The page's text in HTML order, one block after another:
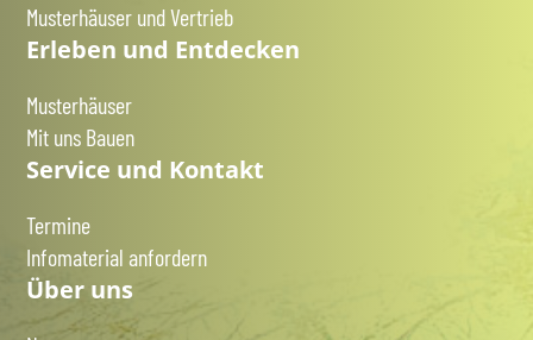
Musterhäuser und Vertrieb
Erleben und Entdecken
Musterhäuser
Mit uns Bauen
Service und Kontakt
Termine
Infomaterial anfordern
Über uns